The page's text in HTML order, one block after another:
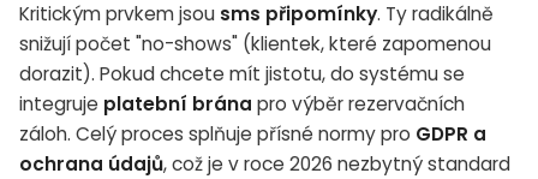
Kritickým prvkem jsou sms připomínky. Ty radikálně
snižují počet "no-shows" (klientek, které zapomenou
dorazit). Pokud chcete mít jistotu, do systému se
integruje platební brána pro výběr rezervačních
záloh. Celý proces splňuje přísné normy pro GDPR a
ochrana údajů, což je v roce 2026 nezbytný standard